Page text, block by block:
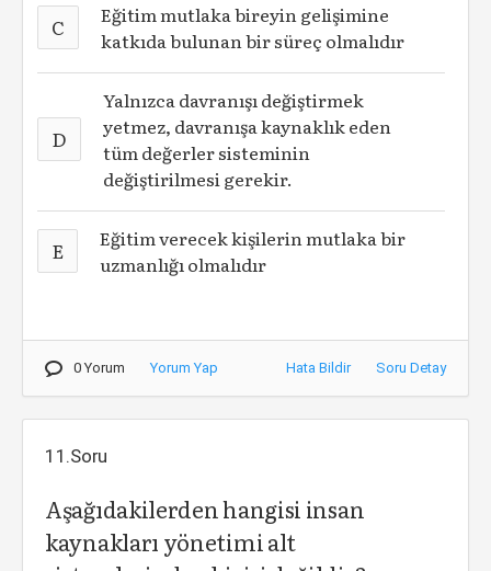
C
Eğitim mutlaka bireyin gelişimine
katkıda bulunan bir süreç olmalıdır
D
Yalnızca davranışı değiştirmek
yetmez, davranışa kaynaklık eden
tüm değerler sisteminin
değiştirilmesi gerekir.
E
Eğitim verecek kişilerin mutlaka bir
uzmanlığı olmalıdır
0 Yorum Yorum Yap Hata Bildir Soru Detay
11.Soru
Aşağıdakilerden hangisi insan
kaynakları yönetimi alt